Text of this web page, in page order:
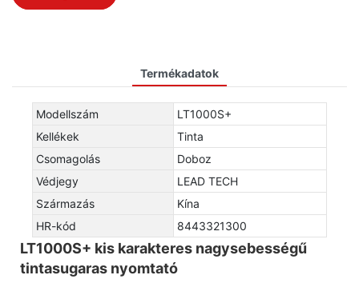
Termékadatok
Modellszám
LT1000S+
Kellékek
Tinta
Csomagolás
Doboz
Védjegy
LEAD TECH
Származás
Kína
HR-kód
8443321300
LT1000S+ kis karakteres nagysebességű
tintasugaras nyomtató